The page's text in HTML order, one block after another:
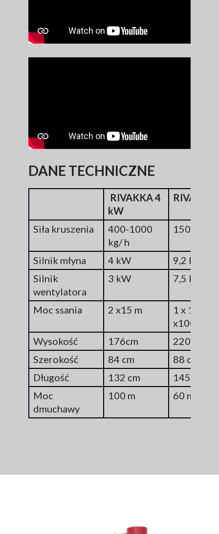
DANE TECHNICZNE
RIVAKKA 4
kW
RIVAKKA
Siła kruszenia
400-1000
kg/ h
1500-
Silnik młyna 4 kW
9,2 kW
Silnik
wentylatora
3 kW 7,5 kW
Moc ssania 2 x15 m
1 x
x100mm
Wysokość
176cm
220 cm
Szerokość
84 cm
88 cm
Długość
132 cm
145 cm
Moc
dmuchawy
100 m 60 m /